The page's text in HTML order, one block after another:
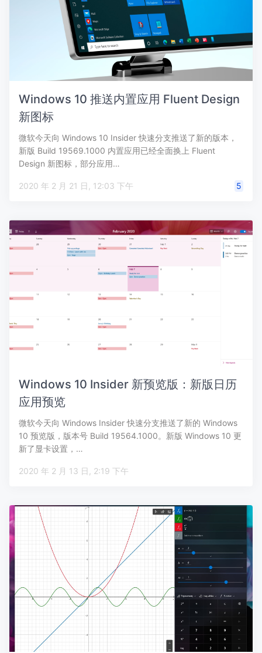
Windows 10 推送内置应用 Fluent Design
新图标
微软今天向 Windows 10 Insider 快速分支推送了新的版本，
新版 Build 19569.1000 内置应用已经全面换上 Fluent
Design 新图标，部分应用…
2020 年 2 月 21 日, 12:03 下午 5
Windows 10 Insider 新预览版：新版日历
应用预览
微软今天向 Windows Insider 快速分支推送了新的 Windows
10 预览版，版本号 Build 19564.1000。新版 Windows 10 更
新了显卡设置，…
2020 年 2 月 13 日, 2:19 下午